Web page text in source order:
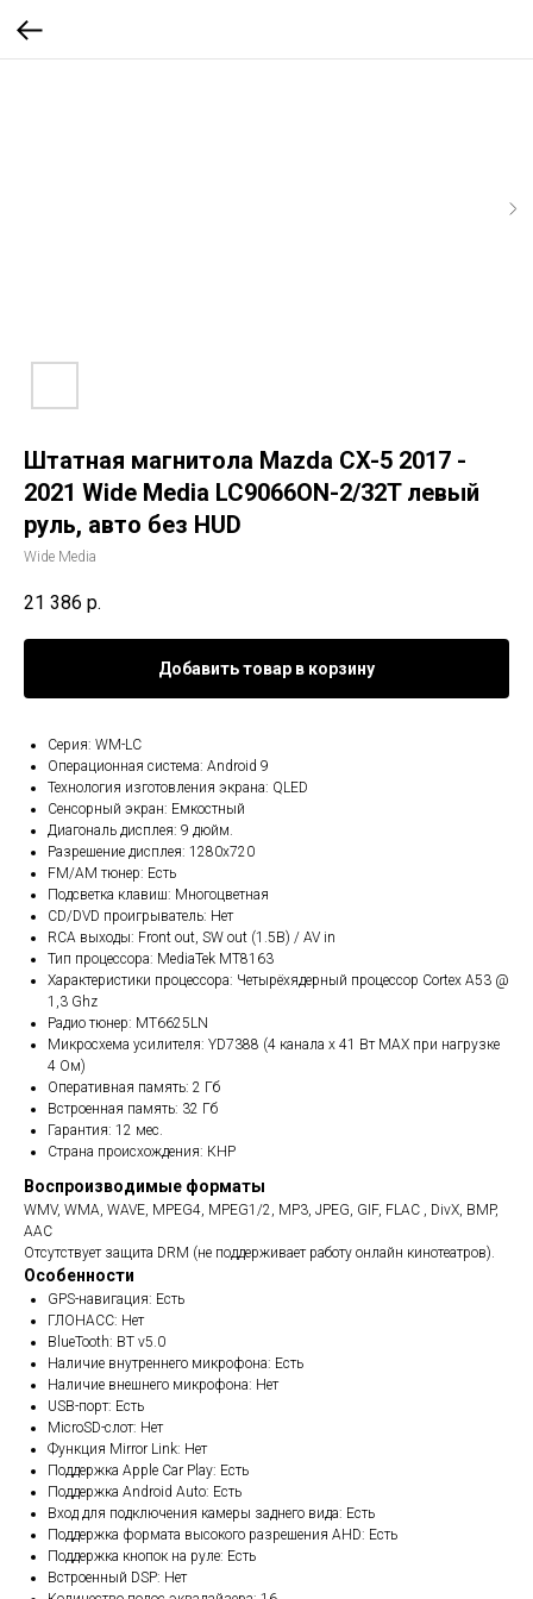
Штатная магнитола Mazda CX-5 2017 -
2021 Wide Media LC9066ON-2/32T левый
руль, авто без HUD
Wide Media
21 386 р.
Добавить товар в корзину
Серия: WM-LC
Операционная система: Android 9
Технология изготовления экрана: QLED
Сенсорный экран: Емкостный
Диагональ дисплея: 9 дюйм.
Разрешение дисплея: 1280x720
FM/AM тюнер: Есть
Подсветка клавиш: Многоцветная
CD/DVD проигрыватель: Нет
RCA выходы: Front out, SW out (1.5В) / AV in
Тип процессора: MediaTek MT8163
Характеристики процессора: Четырёхядерный процессор Cortex A53 @
1,3 Ghz
Радио тюнер: MT6625LN
Микросхема усилителя: YD7388 (4 канала x 41 Вт МАХ при нагрузке
4 Ом)
Оперативная память: 2 Гб
Встроенная память: 32 Гб
Гарантия: 12 мес.
Страна происхождения: КНР
Воспроизводимые форматы
WMV, WMA, WAVE, MPEG4, MPEG1/2, MP3, JPEG, GIF, FLAC , DivX, BMP,
AAC
Отсутствует защита DRM (не поддерживает работу онлайн кинотеатров).
Особенности
GPS-навигация: Есть
ГЛОНАСС: Нет
BlueTooth: BT v5.0
Наличие внутреннего микрофона: Есть
Наличие внешнего микрофона: Нет
USB-порт: Есть
MicroSD-слот: Нет
Функция Mirror Link: Нет
Поддержка Apple Car Play: Есть
Поддержка Android Auto: Есть
Вход для подключения камеры заднего вида: Есть
Поддержка формата высокого разрешения AHD: Есть
Поддержка кнопок на руле: Есть
Встроенный DSP: Нет